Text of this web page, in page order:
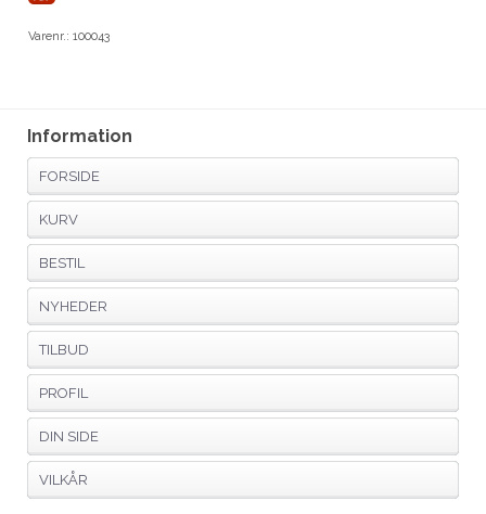
Varenr.:100043
Information
FORSIDE
KURV
BESTIL
NYHEDER
TILBUD
PROFIL
DIN SIDE
VILKÅR